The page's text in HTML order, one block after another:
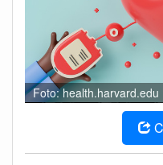
Foto: health.harvard.edu